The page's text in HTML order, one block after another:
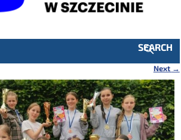
SEARCH
Next →